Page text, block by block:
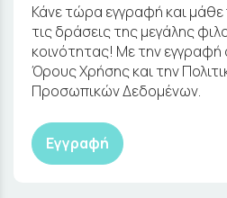
Κάνε τώρα εγγραφή και
τις δράσεις της μεγάλης
κοινότητας! Με την
Όρους Χρήσης και την
Προσωπικών Δεδομένων.
Εγγραφή